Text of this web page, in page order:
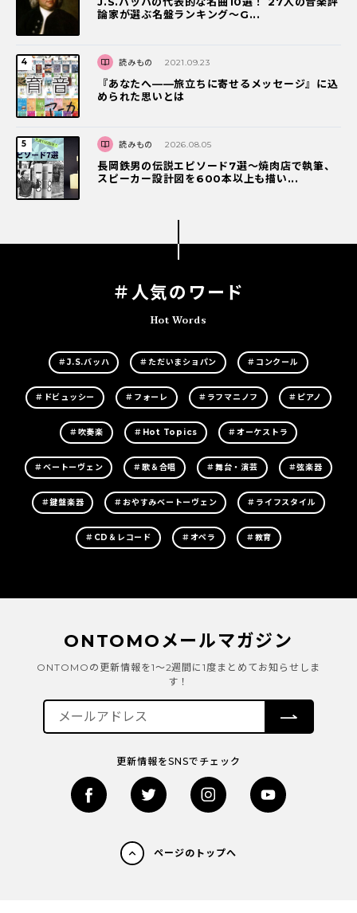
論家が選ぶ名盤ランキング〜G...
読みもの 2021.09.23
『あなたへ――旅立ちに寄せるメッセージ』に込
められた思いとは
読みもの 2026.08.05
長岡鉄男の伝説エピソード7選〜焼肉店で執筆、
スピーカー設計図を600本以上も描い...
＃人気のワード
Hot Words
＃J.S.バッハ ＃ただいまショパン ＃コンクール
＃ドビュッシー ＃フォーレ ＃ラフマニノフ ＃ピアノ
＃吹奏楽 ＃Hot Topics ＃オーケストラ
＃ベートーヴェン ＃歌＆合唱 ＃舞台・演芸 ＃弦楽器
＃鍵盤楽器 ＃おやすみベートーヴェン ＃ライフスタイル
＃CD＆レコード ＃オペラ ＃教育
ONTOMOメールマガジン
ONTOMOの更新情報を1～2週間に1度まとめてお知らせしま
す！
更新情報をSNSでチェック
ページのトップへ